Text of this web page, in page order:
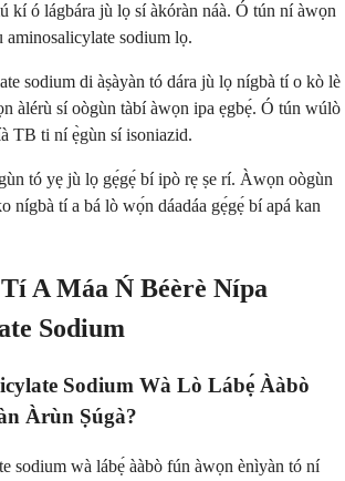
kí ó lágbára jù lọ sí àkóràn náà. Ó tún ní àwọn
aminosalicylate sodium lọ.
sodium di àṣàyàn tó dára jù lọ nígbà tí o kò lè
àlérù sí oògùn tàbí àwọn ipa ẹgbẹ́. Ó tún wúlò
TB ti ní ẹ̀gùn sí isoniazid.
tó yẹ jù lọ gẹ́gẹ́ bí ipò rẹ ṣe rí. Àwọn oògùn
nígbà tí a bá lò wọ́n dáadáa gẹ́gẹ́ bí apá kan
A Máa Ń Béèrè Nípa
Sodium
Sodium Wà Lò Lábẹ́ Ààbò
Àrùn Ṣúgà?
sodium wà lábẹ́ ààbò fún àwọn ènìyàn tó ní